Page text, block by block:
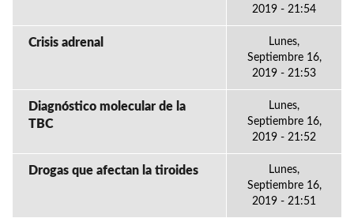
2019 - 21:54
Crisis adrenal
Lunes,
Septiembre 16,
2019 - 21:53
Diagnóstico molecular de la
TBC
Lunes,
Septiembre 16,
2019 - 21:52
Drogas que afectan la tiroides
Lunes,
Septiembre 16,
2019 - 21:51